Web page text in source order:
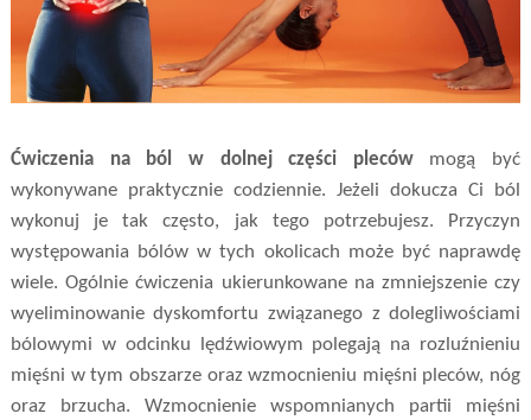
Ćwiczenia na ból w dolnej części plecówmogą być
wykonywane praktycznie codziennie. Jeżeli dokucza Ci ból
wykonuj je tak często, jak tego potrzebujesz. Przyczyn
występowania bólów w tych okolicach może być naprawdę
wiele. Ogólnie ćwiczenia ukierunkowane na zmniejszenie czy
wyeliminowanie dyskomfortu związanego z dolegliwościami
bólowymi w odcinku lędźwiowym polegają na rozluźnieniu
mięśni w tym obszarze oraz wzmocnieniu mięśni pleców, nóg
oraz brzucha. Wzmocnienie wspomnianych partii mięśni